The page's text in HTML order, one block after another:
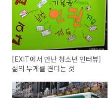
[EXIT에서 만난 청소년 인터뷰]
삶의 무게를 견디는 것